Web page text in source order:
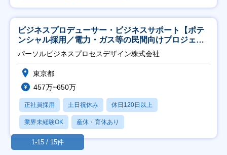
ビジネスプロデューサー・ビジネスサポート【ポテ
ンシャル採用／電力・ガス等の民間向けプロジェク
ト推進】
パーソルビジネスプロセスデザイン株式会社
東京都
457万~650万
正社員採用 土日祝休み 休日120日以上
業界未経験OK 産休・育休あり
1-15 / 15件